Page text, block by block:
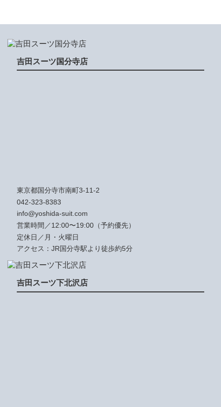
吉田スーツ国分寺店
東京都国分寺市南町3-11-2
042-323-8383
info@yoshida-suit.com
営業時間／12:00〜19:00（予約優先）
定休日／月・火曜日
アクセス：JR国分寺駅より徒歩約5分
吉田スーツ下北沢店